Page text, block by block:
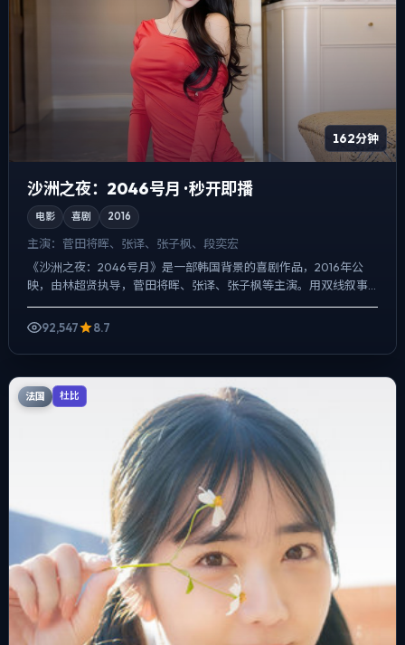
162分钟
沙洲之夜：2046号月 · 秒开即播
电影 喜剧 2016
主演： 菅田将晖、张译、张子枫、段奕宏
《沙洲之夜：2046号月》是一部韩国背景的喜剧作品，2016年公
映，由林超贤执导，菅田将晖、张译、张子枫等主演。用双线叙事
92,547
8.7
法国 杜比